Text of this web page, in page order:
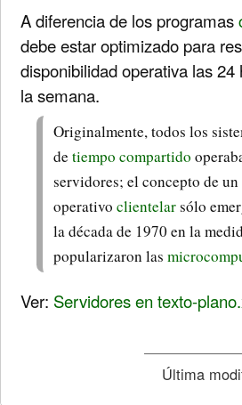
A diferencia de los programas
debe estar optimizado para
disponibilidad operativa las
la semana.
Originalmente, todos los
detiempo compartido
servidores; el concepto de un
operativoclientelarsólo
la década de 1970 en la
popularizaron las
Ver: Servidores en texto-
Última